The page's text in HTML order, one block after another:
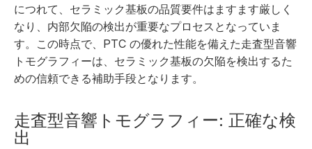
につれて、セラミック基板の品質要件はますます厳しく
なり、内部欠陥の検出が重要なプロセスとなっていま
す。この時点で、PTC の優れた性能を備えた走査型音響
トモグラフィーは、セラミック基板の欠陥を検出するた
めの信頼できる補助手段となります。
走査型音響トモグラフィー: 正確な検
出